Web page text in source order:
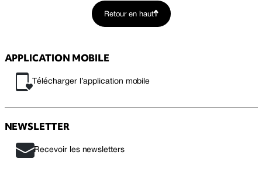
Retour en haut
APPLICATION MOBILE
Télécharger l’application mobile
NEWSLETTER
Recevoir les newsletters